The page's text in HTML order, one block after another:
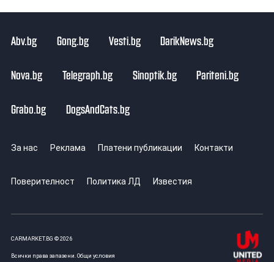
Abv.bg Gong.bg Vesti.bg DarikNews.bg
Nova.bg Telegraph.bg Sinoptik.bg Pariteni.bg
Grabo.bg DogsAndCats.bg
За нас Реклама Платени публикации Контакти
Поверителност Политика ЛД Известия
CARMARKET.BG © 2026
Всички права запазени. Общи условия